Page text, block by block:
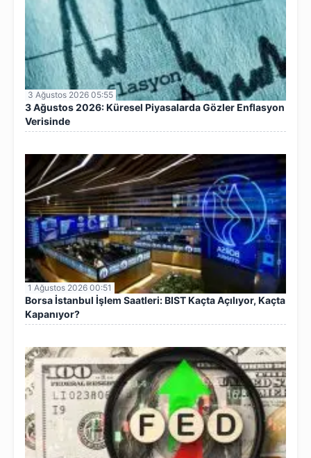
3 Ağustos 2026 05:55
3 Ağustos 2026: Küresel Piyasalarda Gözler Enflasyon
Verisinde
1 Ağustos 2026 00:51
Borsa İstanbul İşlem Saatleri: BIST Kaçta Açılıyor, Kaçta
Kapanıyor?